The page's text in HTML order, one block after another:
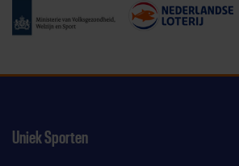
Uniek Sporten